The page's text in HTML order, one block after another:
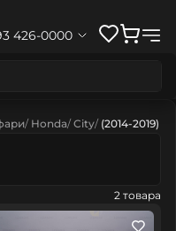
426-0000
Honda City (2014-2019)
2 товара